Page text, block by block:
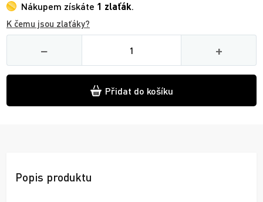
Nákupem získáte 1 zlaťák.
K čemu jsou zlaťáky?
−
Množství
+
Přidat do košíku
Popis produktu